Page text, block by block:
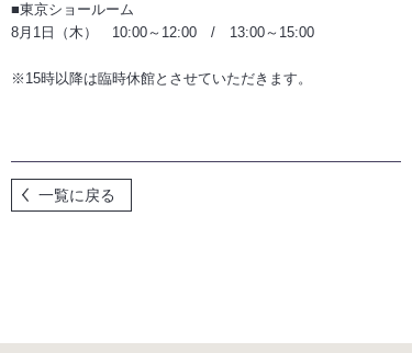
■東京ショールーム
8月1日（木） 10:00～12:00 / 13:00～15:00
※15時以降は臨時休館とさせていただきます。
一覧に戻る
よくあるご質問
お問い合わせ
メンテナンスパーツショップ